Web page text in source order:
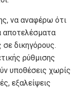
να αναφέρω ότι
αποτελέσματα
δικηγόρους.
ρύθμισης
υποθέσεις χωρίς
εξαλείψεις